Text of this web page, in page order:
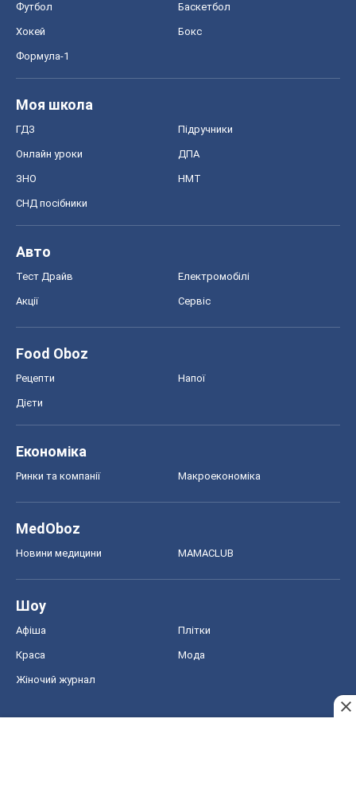
Футбол Баскетбол
Хокей Бокс
Формула-1
Моя школа
ГДЗ Підручники
Онлайн уроки ДПА
ЗНО НМТ
СНД посібники
Авто
Тест Драйв Електромобілі
Акції Сервіс
Food Oboz
Рецепти Напої
Дієти
Економіка
Ринки та компанії Макроекономіка
MedOboz
Новини медицини MAMACLUB
Шоу
Афіша Плітки
Краса Мода
Жіночий журнал